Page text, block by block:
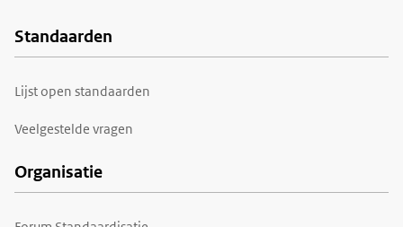
Voet
Standaarden
Lijst open standaarden
Veelgestelde vragen
Organisatie